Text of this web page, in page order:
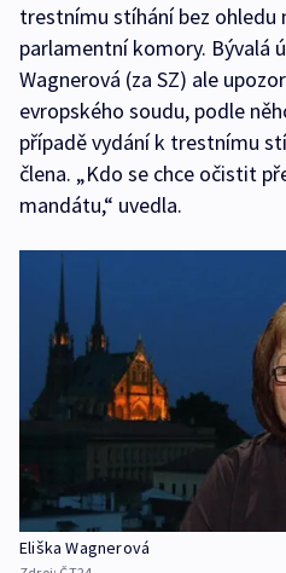
trestnímu stíhání bez ohledu
parlamentní komory. Bývalá
Wagnerová (za SZ) ale
evropského soudu, podle
případě vydání k trestnímu
člena. „Kdo se chce očistit
mandátu,“ uvedla.
Eliška Wagnerová